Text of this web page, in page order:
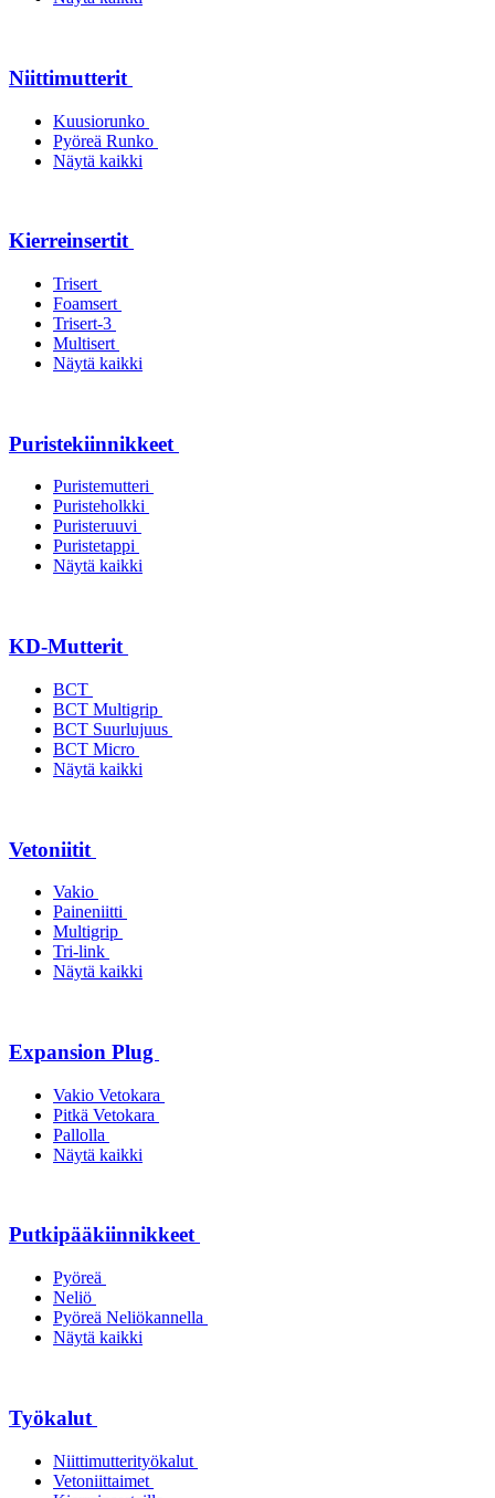
Niittimutterit
Kuusiorunko
Pyöreä Runko
Näytä kaikki
Kierreinsertit
Trisert
Foamsert
Trisert-3
Multisert
Näytä kaikki
Puristekiinnikkeet
Puristemutteri
Puristeholkki
Puristeruuvi
Puristetappi
Näytä kaikki
KD-Mutterit
BCT
BCT Multigrip
BCT Suurlujuus
BCT Micro
Näytä kaikki
Vetoniitit
Vakio
Paineniitti
Multigrip
Tri-link
Näytä kaikki
Expansion Plug
Vakio Vetokara
Pitkä Vetokara
Pallolla
Näytä kaikki
Putkipääkiinnikkeet
Pyöreä
Neliö
Pyöreä Neliökannella
Näytä kaikki
Työkalut
Niittimutterityökalut
Vetoniittaimet